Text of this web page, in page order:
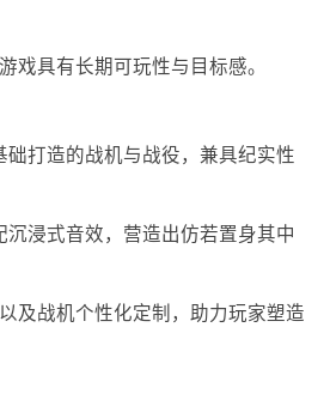
戏具有长期可玩性与目标感。
础打造的战机与战役，兼具纪实性
沉浸式音效，营造出仿若置身其中
及战机个性化定制，助力玩家塑造